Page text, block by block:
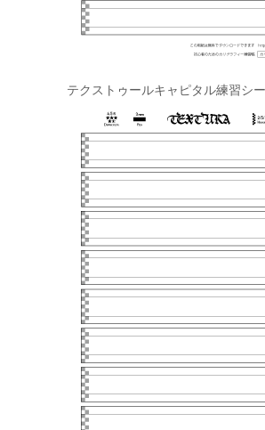
テクストゥールキャピタル練習シー